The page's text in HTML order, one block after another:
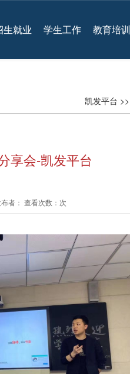
生就业 学生工作 教育培训
凯发平台 >>
享会-凯发平台
者： 查看次数：次